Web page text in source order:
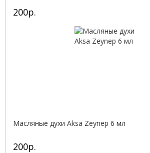
200р.
Масляные духи Aksa Zeynep 6 мл
200р.